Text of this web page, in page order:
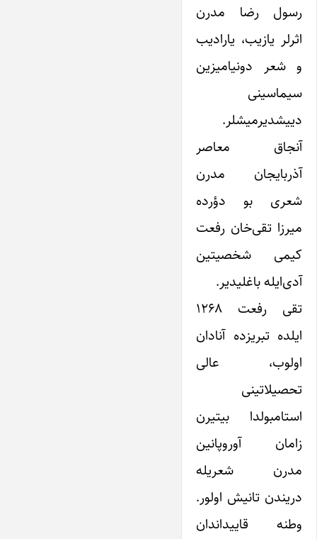
رسول رضا مدرن
اثرلر یازیب، یارادیب
و شعر دونیامیزین
سیماسینی
دییشدیرمیشلر.
آنجاق معاصر
آذربایجان مدرن
شعری بو دؤرده
میرزا تقی‌خان رفعت
کیمی شخصیتین
آدی‌ایله باغلیدیر.
تقی رفعت ۱۲۶۸
ایلده تبریزده آنادان
اولوب، عالی
تحصیلاتینی
استامبولدا بیتیرن
زامان آوروپانین
مدرن شعریله
دریندن تانیش اولور.
وطنه قاییداندان